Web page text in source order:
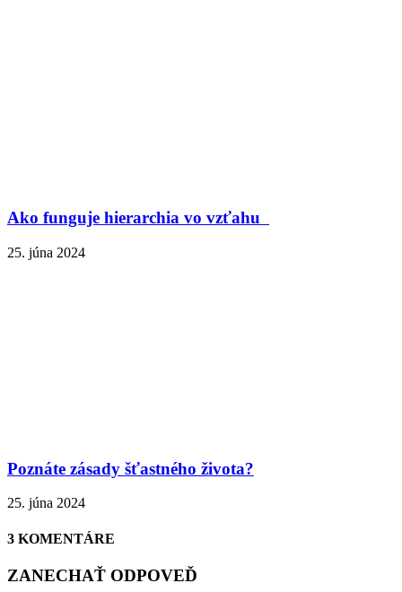
Ako funguje hierarchia vo vzťahu
25. júna 2024
Poznáte zásady šťastného života?
25. júna 2024
3 KOMENTÁRE
ZANECHAŤ ODPOVEĎ